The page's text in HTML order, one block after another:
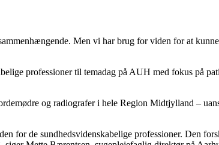
Men vi har brug for viden for at
professioner til temadag på AUH med fokus på
og radiografer i hele Region Midtjylland –
for de sundhedsvidenskabelige professioner. Den